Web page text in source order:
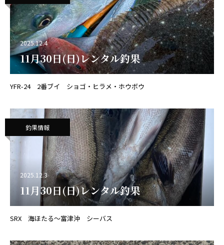
2025.12.4
11月30日(日)レンタル釣果
YFR-24 2番ブイ ショゴ・ヒラメ・ホウボウ
釣果情報
2025.12.3
11月30日(日)レンタル釣果
SRX 海ほたる～富津沖 シーバス